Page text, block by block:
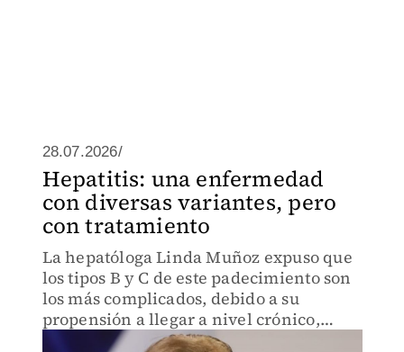
28.07.2026/
Hepatitis: una enfermedad
con diversas variantes, pero
con tratamiento
La hepatóloga Linda Muñoz expuso que
los tipos B y C de este padecimiento son
los más complicados, debido a su
propensión a llegar a nivel crónico,
abriendo la puerta a la cirrosis y cáncer.